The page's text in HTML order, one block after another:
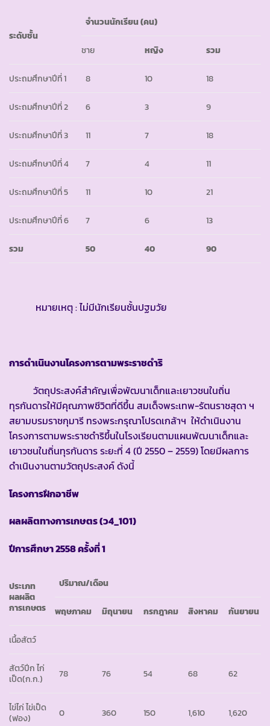
ระดับชั้น
จำนวนนักเรียน (คน)
ชาย หญิง รวม
ประถมศึกษาปีที่ 1 8 10 18
ประถมศึกษาปีที่ 2 6 3 9
ประถมศึกษาปีที่ 3 11 7 18
ประถมศึกษาปีที่ 4 7 4 11
ประถมศึกษาปีที่ 5 11 10 21
ประถมศึกษาปีที่ 6 7 6 13
รวม 50 40 90
หมายเหตุ : ไม่มีนักเรียนชั้นปฐมวัย
การดำเนินงานโครงการตามพระราชดำริ
วัตถุประสงค์สำคัญเพื่อพัฒนาเด็กและเยาวชนในถิ่น
ทุรกันดารให้มีคุณภาพชีวิตที่ดีขึ้น สมเด็จพระเทพ-รัตนราชสุดา ฯ
สยามบรมราชกุมารี ทรงพระกรุณาโปรดเกล้าฯ ให้ดำเนินงาน
โครงการตามพระราชดำริขึ้นในโรงเรียนตามแผนพัฒนาเด็กและ
เยาวชนในถิ่นทุรกันดาร ระยะที่ 4 (ปี 2550 – 2559) โดยมีผลการ
ดำเนินงานตามวัตถุประสงค์ ดังนี้
โครงการฝึกอาชีพ
ผลผลิตทางการเกษตร (ว4_101)
ปีการศึกษา2558 ครั้งที่ 1
ประเภท
ผลผลิต
การเกษตร
ปริมาณ/เดือน
พฤษภาคม มิถุนายน กรกฎาคม สิงหาคม กันยายน
เนื้อสัตว์
สัตว์ปีก ไก่
เป็ด(ก.ก.)
78 76 54 68 62
ไข่ไก่ ไข่เป็ด
(ฟอง)
0 360 150 1,610 1,620